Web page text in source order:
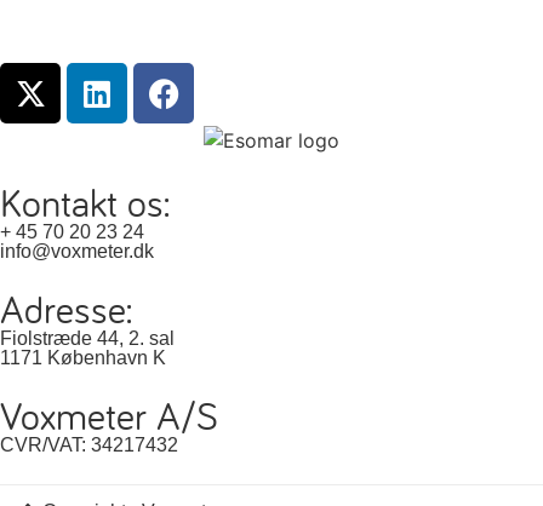
Kontakt os:
+ 45 70 20 23 24
info@voxmeter.dk
Adresse:
Fiolstræde 44, 2. sal
1171 København K
Voxmeter A/S
CVR/VAT: 34217432